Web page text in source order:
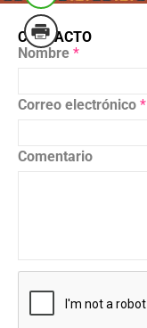
CONTACTO
Nombre *
Correo electrónico *
Comentario